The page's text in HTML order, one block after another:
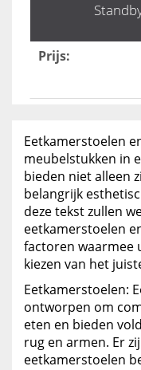
Prijs:
Eetkamerstoelen
meubelstukken in
bieden niet alleen
belangrijk
deze tekst zullen
eetkamerstoelen
factoren waarmee
kiezen van het
Eetkamerstoelen:
ontworpen om
eten en bieden
rug en armen. Er
eetkamerstoelen